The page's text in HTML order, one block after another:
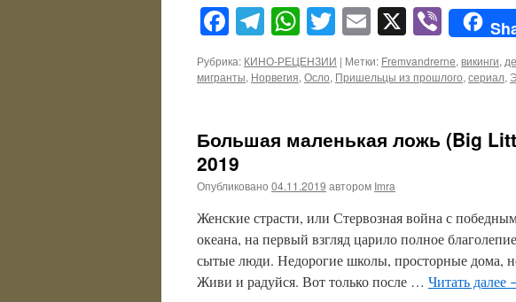
Facebook
Telegram
WhatsApp
Twitter
Email
X Viber
Рубрика: КИНО-РЕЦЕНЗИИ | Метки: Fremvandrerne, викинги,
мигранты, Норвегия, Осло, Пришельцы из прошлого, сериал,
Большая маленькая ложь (Big
2019
Опубликовано 04.11.2019 автором Imra
Женские страсти, или Стервозная война с
океана, на первый взгляд царило полное
сытые люди. Недорогие школы, просторные дома,
Живи и радуйся. Вот только после … Читать далее